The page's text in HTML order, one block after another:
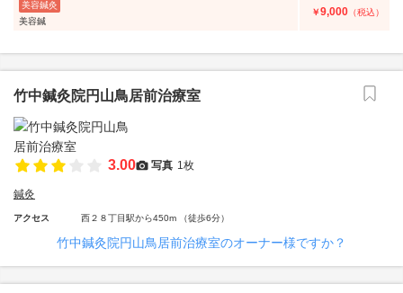
美容鍼灸
美容鍼
￥9,000 （税込）
竹中鍼灸院円山鳥居前治療室
3.00 写真 1枚
鍼灸
アクセス 西２８丁目駅から450m （徒歩6分）
竹中鍼灸院円山鳥居前治療室のオーナー様ですか？